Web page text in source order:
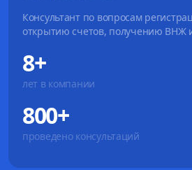
Консультант по вопросам
открытию счетов, получению ВНЖ
8+
лет в компании
800+
проведено консультаций